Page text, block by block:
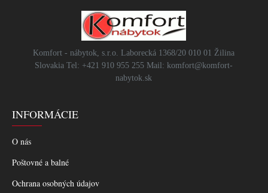
Komfort - nábytok, s.r.o. Laborecká 1368/20 010 01 Žilina
Slovakia Tel: +421 910 955 255 Mail: komfort@komfort-
nabytok.sk
INFORMÁCIE
O nás
Poštovné a balné
Ochrana osobných údajov